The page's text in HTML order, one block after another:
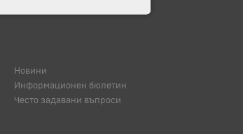
Новини
Информационен бюлетин
Често задавани въпроси